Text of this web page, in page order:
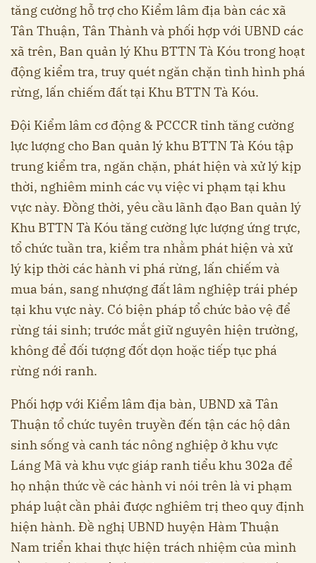
tăng cường hỗ trợ cho Kiểm lâm địa bàn các xã
Tân Thuận, Tân Thành và phối hợp với UBND các
xã trên, Ban quản lý Khu BTTN Tà Kóu trong hoạt
động kiểm tra, truy quét ngăn chặn tình hình phá
rừng, lấn chiếm đất tại Khu BTTN Tà Kóu.
Đội Kiểm lâm cơ động & PCCCR tỉnh tăng cường
lực lượng cho Ban quản lý khu BTTN Tà Kóu tập
trung kiểm tra, ngăn chặn, phát hiện và xử lý kịp
thời, nghiêm minh các vụ việc vi phạm tại khu
vực này. Đồng thời, yêu cầu lãnh đạo Ban quản lý
Khu BTTN Tà Kóu tăng cường lực lượng ứng trực,
tổ chức tuần tra, kiểm tra nhằm phát hiện và xử
lý kịp thời các hành vi phá rừng, lấn chiếm và
mua bán, sang nhượng đất lâm nghiệp trái phép
tại khu vực này. Có biện pháp tổ chức bảo vệ để
rừng tái sinh; trước mắt giữ nguyên hiện trường,
không để đối tượng đốt dọn hoặc tiếp tục phá
rừng nới ranh.
Phối hợp với Kiểm lâm địa bàn, UBND xã Tân
Thuận tổ chức tuyên truyền đến tận các hộ dân
sinh sống và canh tác nông nghiệp ở khu vực
Láng Mã và khu vực giáp ranh tiểu khu 302a để
họ nhận thức về các hành vi nói trên là vi phạm
pháp luật cần phải được nghiêm trị theo quy định
hiện hành. Đề nghị UBND huyện Hàm Thuận
Nam triển khai thực hiện trách nhiệm của mình